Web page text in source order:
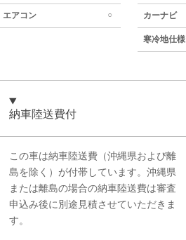
エアコン ○ カーナビ
寒冷地仕様
納車陸送費付
この車は納車陸送費（沖縄県および離
島を除く）が付帯しています。沖縄県
または離島の場合の納車陸送費は審査
申込み後に別途見積させていただきま
す。